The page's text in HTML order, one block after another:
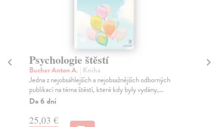
Psychologie štěstí
Bucher Anton A. | Kniha
Jedna z nejobsáhlejších a nejobsažnějších odborných
publikací na téma štěstí, které kdy byly vydány,...
Do 6 dní
25,03 €